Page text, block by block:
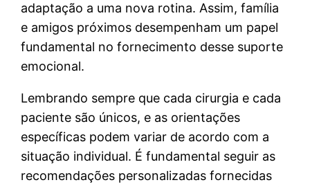
adaptação a uma nova rotina. Assim, família
e amigos próximos desempenham um papel
fundamental no fornecimento desse suporte
emocional.
Lembrando sempre que cada cirurgia e cada
paciente são únicos, e as orientações
específicas podem variar de acordo com a
situação individual. É fundamental seguir as
recomendações personalizadas fornecidas